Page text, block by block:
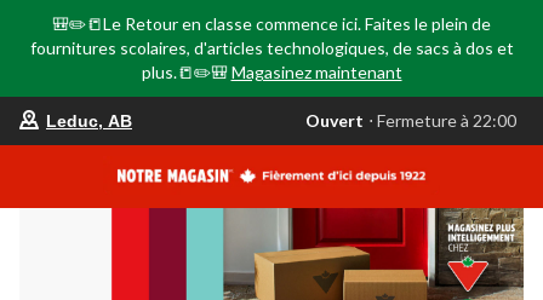
🎒✏️📒Le Retour en classe commence ici. Faites le plein de
fournitures scolaires, d'articles technologiques, de sacs à dos et
plus.📒✏️🎒 Magasinez maintenant
votre
est
AB,
Ouvert,
Fermeture
Leduc, AB Ouvert ⋅ Fermeture à 22:00